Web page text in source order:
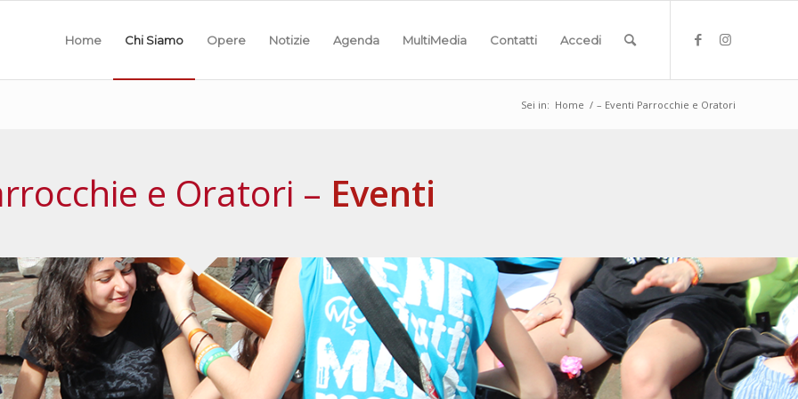
Home Chi Siamo Opere Notizie Agenda MultiMedia Contatti Accedi
Sei in: Home / – Eventi Parrocchie e Oratori
e Oratori – Eventi